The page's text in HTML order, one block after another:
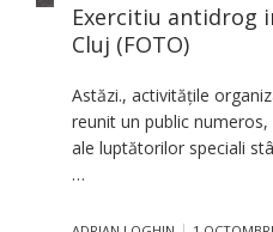
Exercitiu antidrog
Cluj (FOTO)
Astăzi., activităţile
reunit un public
ale luptătorilor speciali
…